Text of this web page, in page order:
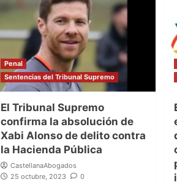
Penal
Sentencias del Tribunal Supremo
El Tribunal Supremo
confirma la absolución de
Xabi Alonso de delito contra
la Hacienda Pública
CastellanaAbogados
25 octubre, 2023
0